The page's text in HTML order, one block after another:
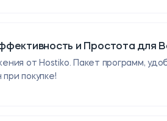
и Простота для
от Hostiko. Пакет программ,
покупке!